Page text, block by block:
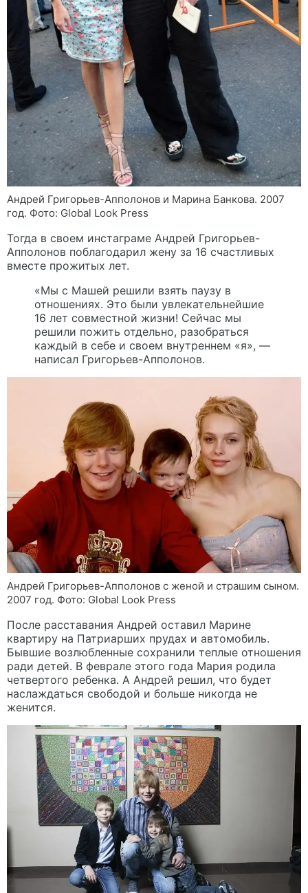
Андрей Григорьев-Апполонов и Марина Банкова. 2007
год. Фото: Global Look Press
Тогда в своем инстаграме Андрей Григорьев-
Апполонов поблагодарил жену за 16 счастливых
вместе прожитых лет.
«Мы с Машей решили взять паузу в
отношениях. Это были увлекательнейшие
16 лет совместной жизни! Сейчас мы
решили пожить отдельно, разобраться
каждый в себе и своем внутреннем «я», —
написал Григорьев-Апполонов.
Андрей Григорьев-Апполонов с женой и страшим сыном.
2007 год. Фото: Global Look Press
После расставания Андрей оставил Марине
квартиру на Патриарших прудах и автомобиль.
Бывшие возлюбленные сохранили теплые отношения
ради детей. В феврале этого года Мария родила
четвертого ребенка. А Андрей решил, что будет
наслаждаться свободой и больше никогда не
женится.